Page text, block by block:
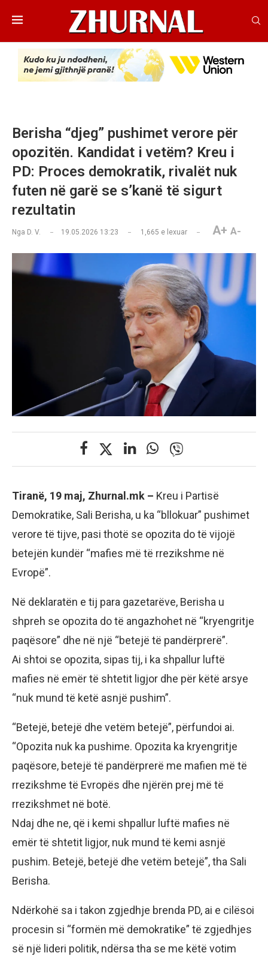
Berisha “djeg” pushimet verore për
opozitën. Kandidat i vetëm? Kreu i
PD: Proces demokratik, rivalët nuk
futen në garë se s’kanë të sigurt
rezultatin
Nga D. V. 19.05.2026 13:23 1,665 e lexuar A+ A-
Tiranë, 19 maj, Zhurnal.mk – Kreu i Partisë
Demokratike, Sali Berisha, u ka “bllokuar” pushimet
verore të tijve, pasi thotë se opozita do të vijojë
betejën kundër “mafies më të rrezikshme në
Evropë”.
Në deklaratën e tij para gazetarëve, Berisha u
shpreh se opozita do të angazhohet në “kryengritje
paqësore” dhe në një “betejë të pandërprerë”.
Ai shtoi se opozita, sipas tij, i ka shpallur luftë
mafies në emër të shtetit ligjor dhe për këtë arsye
“nuk mund të ketë asnjë pushim”.
“Betejë, betejë dhe vetëm betejë”, përfundoi ai.
“Opozita nuk ka pushime. Opozita ka kryengritje
paqësore, betejë të pandërprerë me mafien më të
rrezikshme të Evropës dhe njërën prej më të
rrezikshmet në botë.
Ndaj dhe ne, që i kemi shpallur luftë mafies në
emër të shtetit ligjor, nuk mund të kemi asnjë
pushim. Betejë, betejë dhe vetëm betejë”, tha Sali
Berisha.
Ndërkohë sa i takon zgjedhje brenda PD, ai e cilësoi
procesin si “formën më demokratike” të zgjedhjes
së një lideri politik, ndërsa tha se me këtë votim